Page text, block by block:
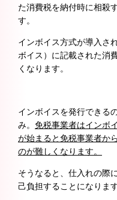
た消費税を納付時に相殺
す。
インボイス方式が導入さ
ボイス）に記載された消
くなります。
インボイスを発行できる
み。 免税事業者はインボ
が始まると免税事業者か
のが難しくなります。
そうなると、仕入れの際
己負担することになります